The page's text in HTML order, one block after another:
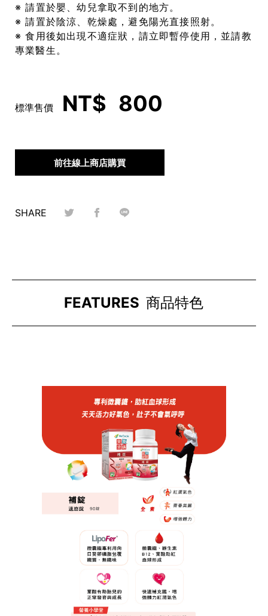
※ 請置於嬰、幼兒拿取不到的地方。
※ 請置於陰涼、乾燥處，避免陽光直接照射。
※ 食用後如出現不適症狀，請立即暫停使用，並請教
專業醫生。
標準售價 NT$ 800
前往線上商店購買
SHARE
FEATURES 商品特色